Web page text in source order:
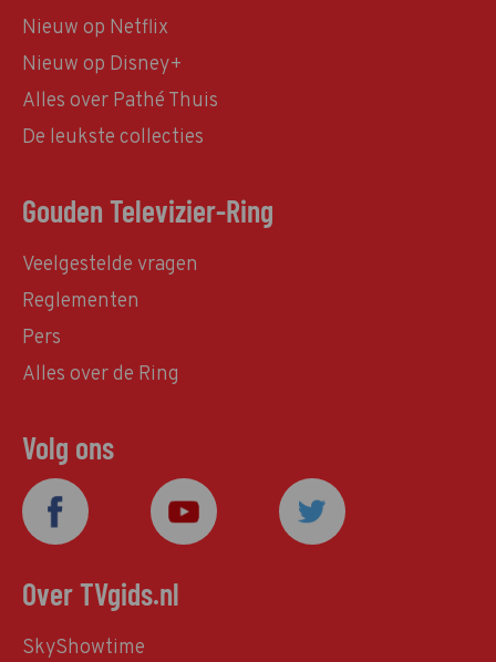
Nieuw op Netflix
Nieuw op Disney+
Alles over Pathé Thuis
De leukste collecties
Gouden Televizier-Ring
Veelgestelde vragen
Reglementen
Pers
Alles over de Ring
Volg ons
Over TVgids.nl
SkyShowtime